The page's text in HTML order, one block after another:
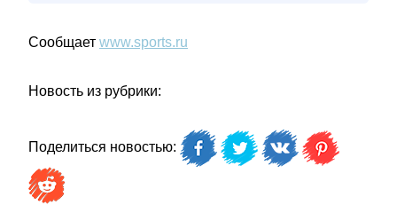
Сообщает www.sports.ru
Новость из рубрики:
Поделиться новостью: